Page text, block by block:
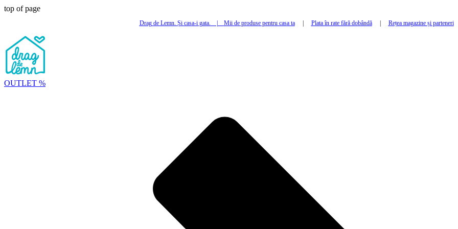
top of page
Drag de Lemn. Și casa-i gata. Mii de produse pentru casa ta| Plata în rate fără dobândă| Rețea magazine și parteneri
OUTLET %